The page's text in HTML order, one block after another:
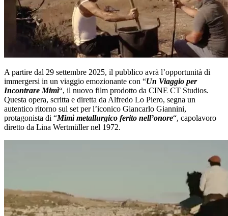
A partire dal 29 settembre 2025, il pubblico avrà l’opportunità di
immergersi in un viaggio emozionante con “Un Viaggio per
Incontrare Mimì“, il nuovo film prodotto da CINE CT Studios.
Questa opera, scritta e diretta da Alfredo Lo Piero, segna un
autentico ritorno sul set per l’iconico Giancarlo Giannini,
protagonista di “Mimì metallurgico ferito nell’onore“, capolavoro
diretto da Lina Wertmüller nel 1972.